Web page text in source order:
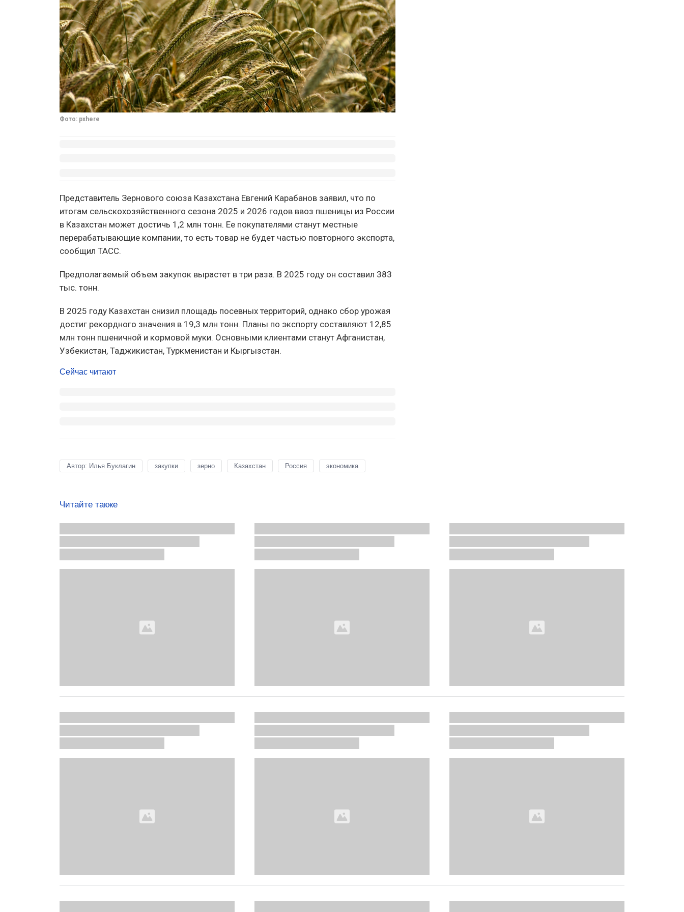
Фото: pxhere
Представитель Зернового союза Казахстана Евгений Карабанов заявил, что по
итогам сельскохозяйственного сезона 2025 и 2026 годов ввоз пшеницы из России
в Казахстан может достичь 1,2 млн тонн. Ее покупателями станут местные
перерабатывающие компании, то есть товар не будет частью повторного экспорта,
сообщил ТАСС.
Предполагаемый объем закупок вырастет в три раза. В 2025 году он составил 383
тыс. тонн.
В 2025 году Казахстан снизил площадь посевных территорий, однако сбор урожая
достиг рекордного значения в 19,3 млн тонн. Планы по экспорту составляют 12,85
млн тонн пшеничной и кормовой муки. Основными клиентами станут Афганистан,
Узбекистан, Таджикистан, Туркменистан и Кыргызстан.
Сейчас читают
Автор: Илья Буклагин закупки зерно Казахстан Россия экономика
Читайте также